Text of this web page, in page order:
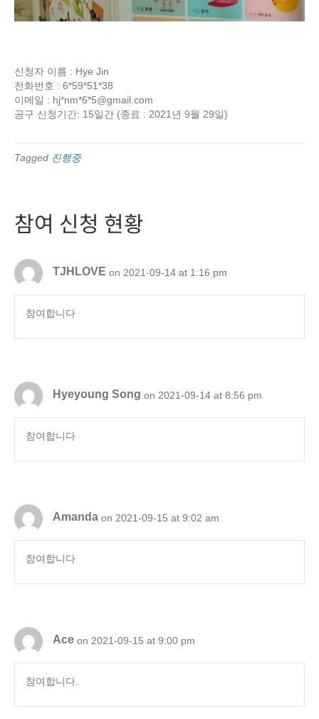
신청자 이름 : Hye Jin
전화번호 : 6*59*51*38
이메일 : hj*nm*6*5@gmail.com
공구 신청기간: 15일간 (종료 : 2021년 9월 29일)
Tagged 진행중
참여 신청 현황
TJHLOVE on 2021-09-14 at 1:16 pm
참여합니다
Hyeyoung Song on 2021-09-14 at 8:56 pm
참여합니다
Amanda on 2021-09-15 at 9:02 am
참여합니다
Ace on 2021-09-15 at 9:00 pm
참여합니다.